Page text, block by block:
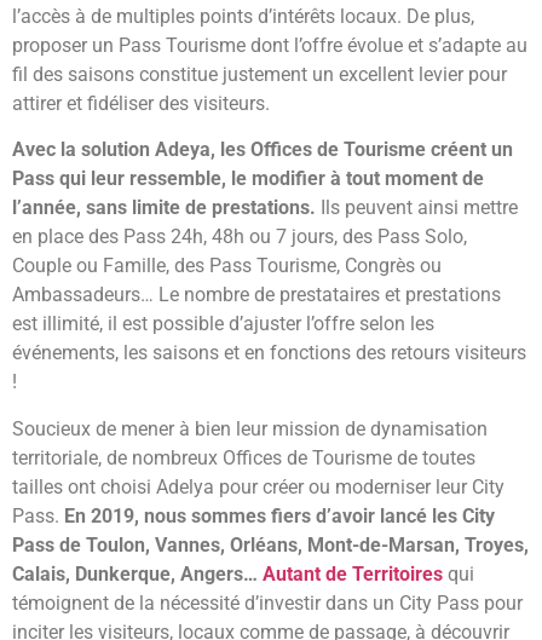
l’accès à de multiples points d’intérêts locaux. De plus,
proposer un Pass Tourisme dont l’offre évolue et s’adapte au
fil des saisons constitue justement un excellent levier pour
attirer et fidéliser des visiteurs.
Avec la solution Adeya, les Offices de Tourisme créent un
Pass qui leur ressemble, le modifier à tout moment de
l’année, sans limite de prestations. Ils peuvent ainsi mettre
en place des Pass 24h, 48h ou 7 jours, des Pass Solo,
Couple ou Famille, des Pass Tourisme, Congrès ou
Ambassadeurs… Le nombre de prestataires et prestations
est illimité, il est possible d’ajuster l’offre selon les
événements, les saisons et en fonctions des retours visiteurs
!
Soucieux de mener à bien leur mission de dynamisation
territoriale, de nombreux Offices de Tourisme de toutes
tailles ont choisi Adelya pour créer ou moderniser leur City
Pass. En 2019, nous sommes fiers d’avoir lancé les City
Pass de Toulon, Vannes, Orléans, Mont-de-Marsan, Troyes,
Calais, Dunkerque, Angers… Autant de Territoires qui
témoignent de la nécessité d’investir dans un City Pass pour
inciter les visiteurs, locaux comme de passage, à découvrir